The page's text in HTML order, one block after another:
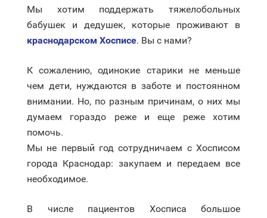
Мы хотим поддержать тяжелобольных
бабушек и дедушек, которые проживают в
краснодарском Хосписе. Вы с нами?
К сожалению, одинокие старики не меньше
чем дети, нуждаются в заботе и постоянном
внимании. Но, по разным причинам, о них мы
думаем гораздо реже и еще реже хотим
помочь.
Мы не первый год сотрудничаем с Хосписом
города Краснодар: закупаем и передаем все
необходимое.
В числе пациентов Хосписа большое